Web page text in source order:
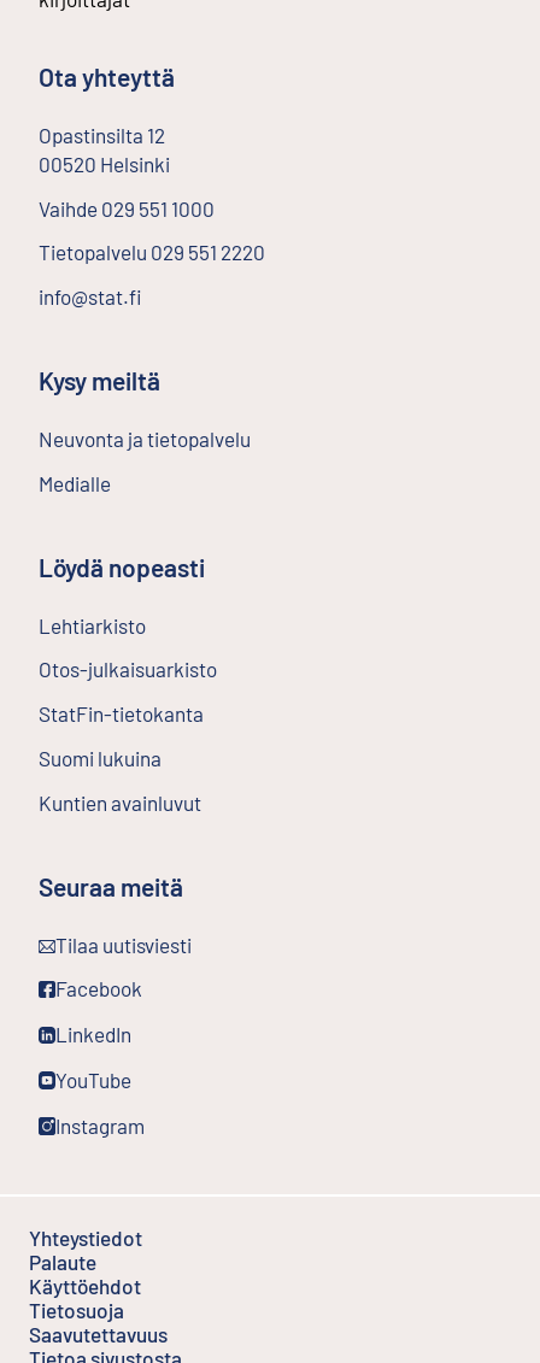
Ota yhteyttä
Opastinsilta 12
00520 Helsinki
Vaihde 029 551 1000
Tietopalvelu 029 551 2220
info@stat.fi
Kysy meiltä
Neuvonta ja tietopalvelu
Medialle
Löydä nopeasti
Lehtiarkisto
Otos-julkaisuarkisto
StatFin-tietokanta
Suomi lukuina
Kuntien avainluvut
Seuraa meitä
Tilaa uutisviesti
Ulkoinen linkki
Facebook
Ulkoinen linkki
LinkedIn
Ulkoinen linkki
YouTube
Ulkoinen linkki
Instagram
Ulkoinen linkki
Yhteystiedot
Palaute
Käyttöehdot
Tietosuoja
Saavutettavuus